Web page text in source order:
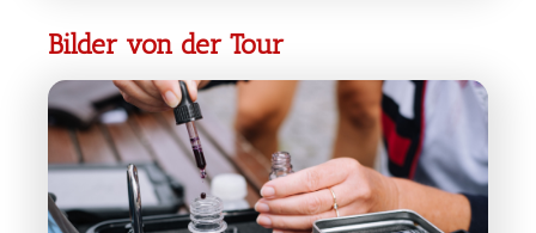
Bilder von der Tour